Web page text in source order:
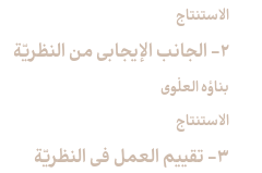
الاستنتاج
2- الجانب الإيجابي من النظريّة
بناؤه العلْوي
الاستنتاج
3- تقييم العمل في النظريّة